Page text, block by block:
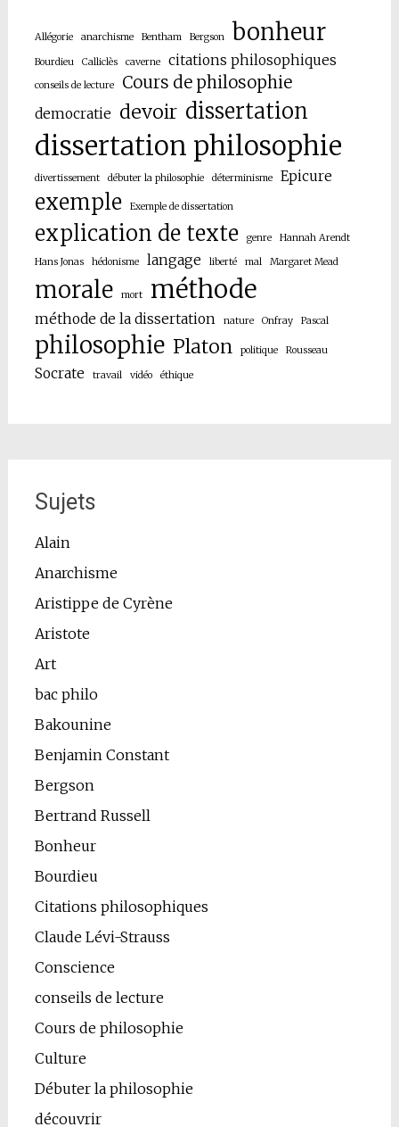
Allégorie anarchisme Bentham Bergson bonheur
Bourdieu Calliclès caverne citations philosophiques
conseils de lecture Cours de philosophie
democratie devoir dissertation
dissertation philosophie
divertissement débuter la philosophie déterminisme Epicure
exemple Exemple de dissertation
explication de texte genre Hannah Arendt
Hans Jonas hédonisme langage liberté mal Margaret Mead
morale mort méthode
méthode de la dissertation nature Onfray Pascal
philosophie Platon politique Rousseau
Socrate travail vidéo éthique
Sujets
Alain
Anarchisme
Aristippe de Cyrène
Aristote
Art
bac philo
Bakounine
Benjamin Constant
Bergson
Bertrand Russell
Bonheur
Bourdieu
Citations philosophiques
Claude Lévi-Strauss
Conscience
conseils de lecture
Cours de philosophie
Culture
Débuter la philosophie
découvrir